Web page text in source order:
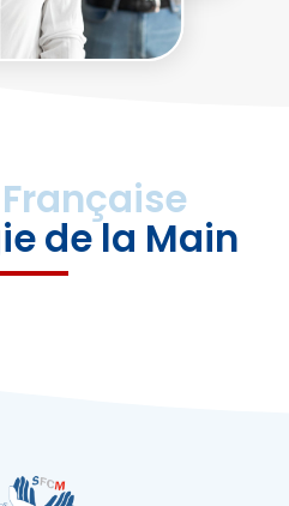
de la Main